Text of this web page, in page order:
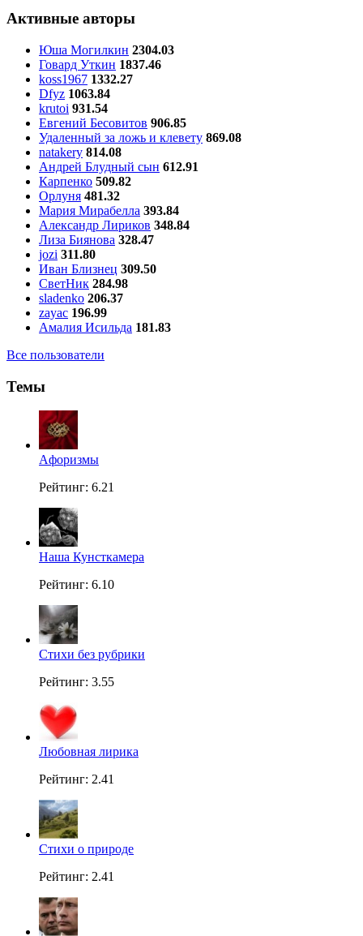
Активные авторы
Юша Могилкин 2304.03
Говард Уткин 1837.46
koss1967 1332.27
Dfyz 1063.84
krutoi 931.54
Евгений Бесовитов 906.85
Удаленный за ложь и клевету 869.08
natakery 814.08
Андрей Блудный сын 612.91
Карпенко 509.82
Орлуня 481.32
Мария Мирабелла 393.84
Александр Лириков 348.84
Лиза Биянова 328.47
jozi 311.80
Иван Близнец 309.50
СветНик 284.98
sladenko 206.37
zayac 196.99
Амалия Исильда 181.83
Все пользователи
Темы
Aфоризмы
Рейтинг: 6.21
Наша Кунсткамера
Рейтинг: 6.10
Стихи без рубрики
Рейтинг: 3.55
Любовная лирика
Рейтинг: 2.41
Стихи о природе
Рейтинг: 2.41